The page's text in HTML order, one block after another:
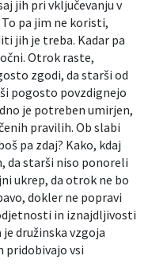
jih pri vključevanju v
pa jim ne koristi,
jih je treba. Kadar pa
Otrok raste,
zgodi, da starši od
pogosto povzdignejo
je potreben umirjen,
pravilih. Ob slabi
pa zdaj? Kako, kdaj
da starši niso ponoreli
ukrep, da otrok ne bo
dokler ne popravi
in iznajdljivosti
družinska vzgoja
pridobivajo vsi